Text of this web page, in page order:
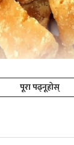
पूरा पढ्नूहोस्